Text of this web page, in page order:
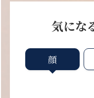
気にな
顔